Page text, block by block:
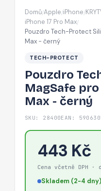
Domů/Apple/iPhone/
iPhone 17 Pro Max/
Pouzdro Tech-Protect
Max - černý
TECH-PROTECT
Pouzdro
MagSafe pro
Max - černý
SKU: 28400EAN:
443 Kč
Cena včetně DPH ·
Skladem (2-4 dny)